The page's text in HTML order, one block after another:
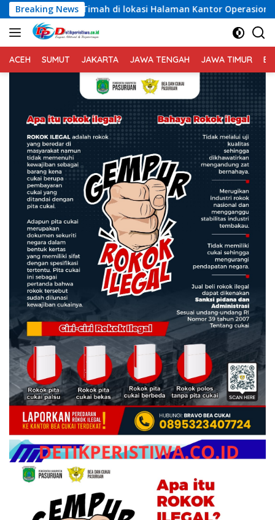
Langsung
ke
konten
Breaking News
di lokasi Halaman Kantor Operasional PT.Timah
ACEH SUMUT JAKARTA JAWA TENGAH JAWA TIMUR